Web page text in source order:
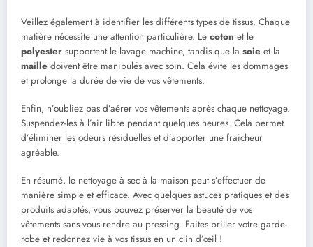
Veillez également à identifier les différents types de tissus. Chaque
matière nécessite une attention particulière. Le coton et le
polyester supportent le lavage machine, tandis que la soie et la
maille doivent être manipulés avec soin. Cela évite les dommages
et prolonge la durée de vie de vos vêtements.
Enfin, n’oubliez pas d’aérer vos vêtements après chaque nettoyage.
Suspendez-les à l’air libre pendant quelques heures. Cela permet
d’éliminer les odeurs résiduelles et d’apporter une fraîcheur
agréable.
En résumé, le nettoyage à sec à la maison peut s’effectuer de
manière simple et efficace. Avec quelques astuces pratiques et des
produits adaptés, vous pouvez préserver la beauté de vos
vêtements sans vous rendre au pressing. Faites briller votre garde-
robe et redonnez vie à vos tissus en un clin d’œil !